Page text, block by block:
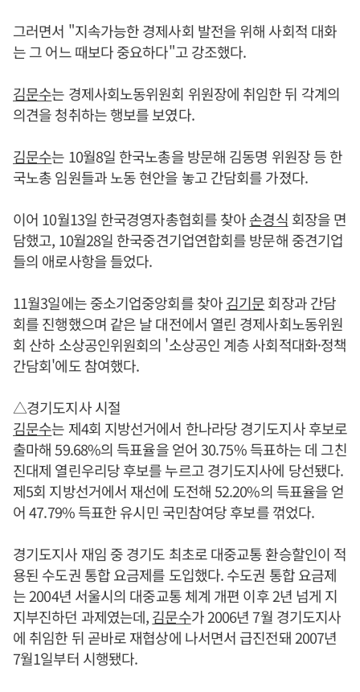
그러면서 "지속가능한 경제사회 발전을 위해 사회적 대화
는 그 어느 때보다 중요하다"고 강조했다.
김문수는 경제사회노동위원회 위원장에 취임한 뒤 각계의
의견을 청취하는 행보를 보였다.
김문수는 10월8일 한국노총을 방문해 김동명 위원장 등 한
국노총 임원들과 노동 현안을 놓고 간담회를 가졌다.
이어 10월13일 한국경영자총협회를 찾아손경식 회장을 면
담했고, 10월28일 한국중견기업연합회를 방문해 중견기업
들의 애로사항을 들었다.
11월3일에는 중소기업중앙회를 찾아김기문회장과 간담
회를 진행했으며 같은 날 대전에서 열린 경제사회노동위원
회 산하 소상공인위원회의 '소상공인 계층 사회적대화·정책
간담회'에도 참여했다.
△경기도지사 시절
김문수는 제4회 지방선거에서 한나라당 경기도지사 후보로
출마해 59.68%의 득표율을 얻어 30.75% 득표하는 데 그친
진대제 열린우리당 후보를 누르고 경기도지사에 당선됐다.
제5회 지방선거에서 재선에 도전해 52.20%의 득표율을 얻
어 47.79% 득표한 유시민 국민참여당 후보를 꺾었다.
경기도지사 재임 중 경기도 최초로 대중교통 환승할인이 적
용된 수도권 통합 요금제를 도입했다. 수도권 통합 요금제
는 2004년 서울시의 대중교통 체계 개편 이후 2년 넘게 지
지부진하던 과제였는데,김문수가 2006년 7월 경기도지사
에 취임한 뒤 곧바로 재협상에 나서면서 급진전돼 2007년
7월1일부터 시행됐다.